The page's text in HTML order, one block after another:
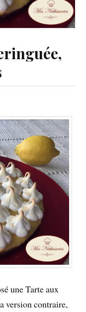
une Tarte aux
version contraire,